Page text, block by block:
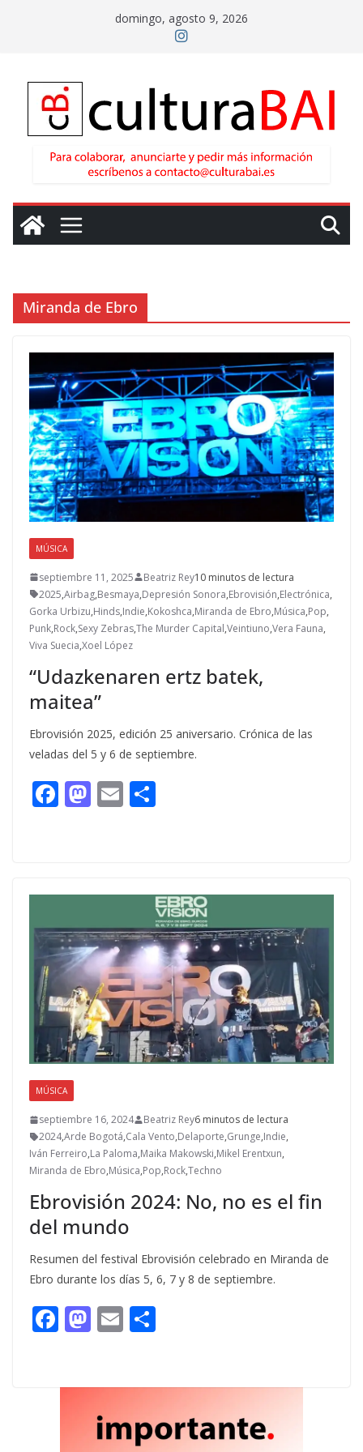
domingo, agosto 9, 2026
Miranda de Ebro
MÚSICA
septiembre 11, 2025 Beatriz Rey10 minutos de lectura
2025,Airbag,Besmaya,Depresión Sonora,Ebrovisión,Electrónica,
Gorka Urbizu,Hinds,Indie,Kokoshca,Miranda de Ebro,Música,Pop,
Punk,Rock,Sexy Zebras,The Murder Capital,Veintiuno,Vera Fauna,
Viva Suecia,Xoel López
“Udazkenaren ertz batek,
maitea”
Ebrovisión 2025, edición 25 aniversario. Crónica de las
veladas del 5 y 6 de septiembre.
F
o
o
k
M
o
n
E
ar
ti
r
MÚSICA
septiembre 16, 2024 Beatriz Rey6 minutos de lectura
2024,Arde Bogotá,Cala Vento,Delaporte,Grunge,Indie,
Iván Ferreiro,La Paloma,Maika Makowski,Mikel Erentxun,
Miranda de Ebro,Música,Pop,Rock,Techno
Ebrovisión 2024: No, no es el fin
del mundo
Resumen del festival Ebrovisión celebrado en Miranda de
Ebro durante los días 5, 6, 7 y 8 de septiembre.
F
b
M
d
o
E
l p
ar